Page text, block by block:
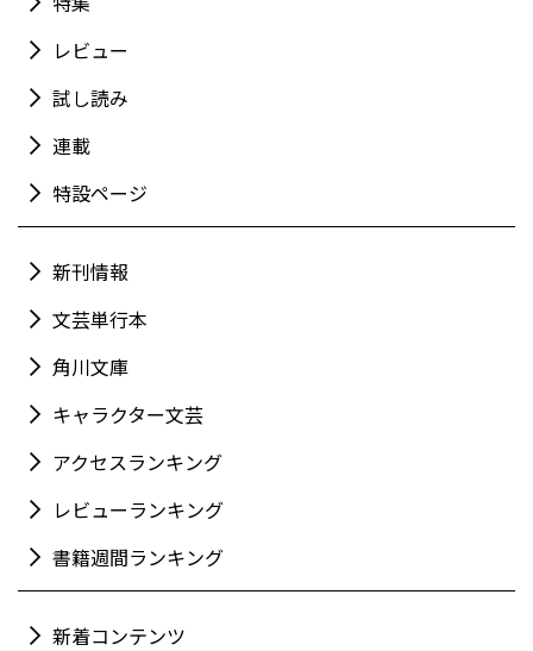
レビュー
試し読み
連載
特設ページ
新刊情報
文芸単行本
角川文庫
キャラクター文芸
アクセスランキング
レビューランキング
書籍週間ランキング
新着コンテンツ